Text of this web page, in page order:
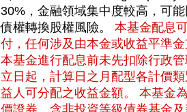
30%，金融領域集中度較高，可
債權轉換股權風險。 本基金配息
付，任何涉及由本金或收益平準
本基金進行配息前未先扣除行政
立日起，計算日之月配型各計價
益人可分配之收益金額。 本基金
價證券，含非投資等級債券基金